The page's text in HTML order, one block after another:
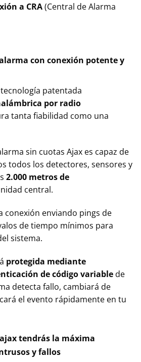
a CRA(Central de Alarma
con conexión potente y
patentada
por radio
tanta fiabilidad como una
sin cuotas Ajax es capaz de
todos los detectores, sensores y
2.000 metros de
central.
conexión enviando pings de
de tiempo mínimos para
sistema.
protegida mediante
de código variablede
detecta fallo, cambiará de
el evento rápidamente en tu
tendrás la máxima
y fallos